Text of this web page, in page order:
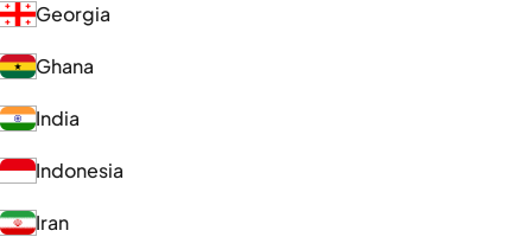
Georgia
Ghana
India
Indonesia
Iran